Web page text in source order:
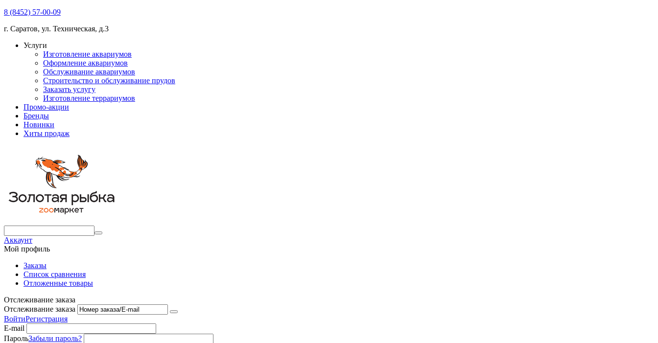
8 (8452) 57-00-09
г. Саратов, ул. Техническая, д.3
Услуги
Изготовление аквариумов
Оформление аквариумов
Обслуживание аквариумов
Строительство и обслуживание прудов
Заказать услугу
Изготовление террариумов
Промо-акции
Бренды
Новинки
Хиты продаж
Аккаунт
Мой профиль
Заказы
Список сравнения
Отложенные товары
Отслеживание заказа
Отслеживание заказа
ВойтиРегистрация
E-mail
ПарольЗабыли пароль?